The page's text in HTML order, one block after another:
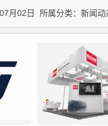
月02日 所属分类： 新闻动